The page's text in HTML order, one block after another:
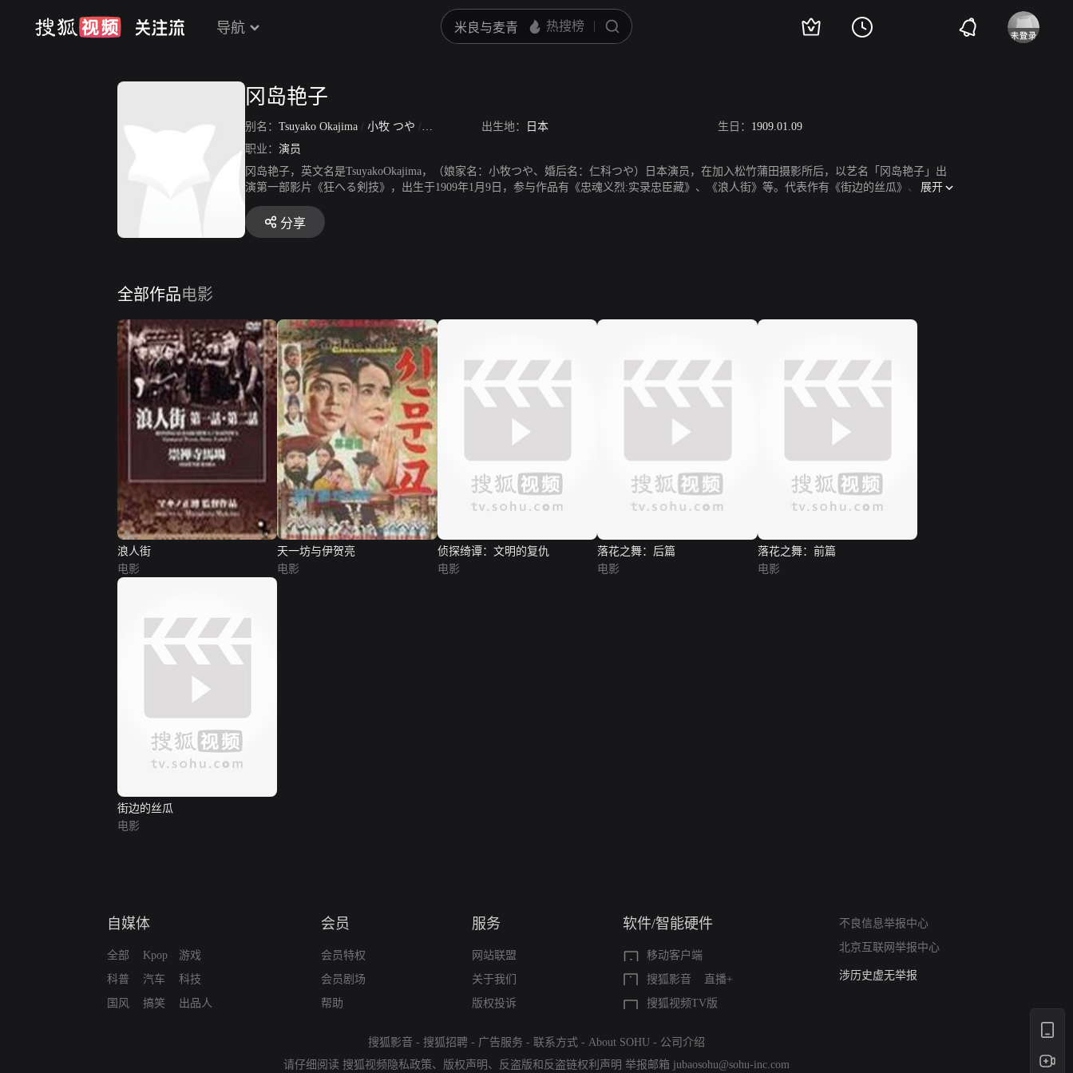
导航
冈岛艳子
别名： Tsuyako Okajima / 小牧 つや / 仁科 つや 出生地： 日本 生日： 1909.01.09
职业： 演员
冈岛艳子，英文名是TsuyakoOkajima，（娘家名：小牧つや、婚后名：仁科つや）日本演员，在加入松竹蒲田摄影所后，以艺名「冈岛艳子」出
演第一部影片《狂へる剣技》，出生于1909年1月9日，参与作品有《忠魂义烈:实录忠臣藏》、《浪人街》等。代表作有《街边的丝瓜》、《浪人
街》、《孩子的世界》。1989年2月4日去世。
展开
分享
全部作品电影
浪人街
电影
天一坊与伊贺亮
电影
侦探绮谭：文明的复仇
电影
落花之舞：后篇
电影
落花之舞：前篇
电影
街边的丝瓜
电影
自媒体
全部
科普
国风
Kpop
汽车
搞笑
游戏
科技
出品人
会员
会员特权
会员剧场
帮助
服务
网站联盟
关于我们
版权投诉
软件/智能硬件
移动客户端
搜狐影音
直播+
搜狐视频TV版
不良信息举报中心
北京互联网举报中心
亚运会举报专区
涉历史虚无举报
搜狐影音 - 搜狐招聘 - 广告服务 - 联系方式 - About SOHU - 公司介绍
请仔细阅读 搜狐视频隐私政策、 版权声明 、 反盗版和反盗链权利声明 举报邮箱 jubaosohu@sohu-inc.com